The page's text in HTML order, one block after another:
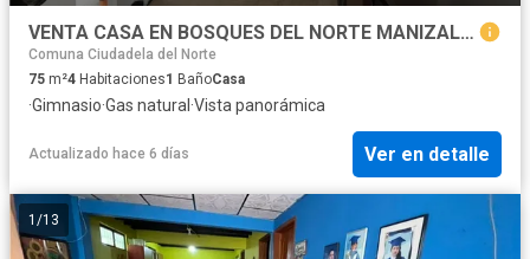
VENTA CASA EN BOSQUES DEL NORTE MANIZALES | CASA DE 4 HABITACIONES
Comuna Ciudadela del Norte
75 m²4 Habitaciones1 BañoCasa
·Gimnasio·Gas natural ·Vista panorámica
Actualizado hace 6 días Ver en detalle
1 /13